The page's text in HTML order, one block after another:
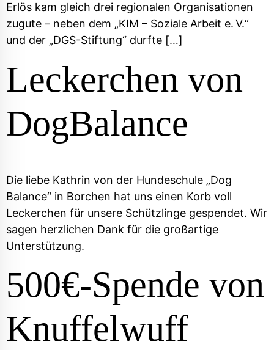
Erlös kam gleich drei regionalen Organisationen
zugute – neben dem „KIM – Soziale Arbeit e. V.“
und der „DGS-Stiftung“ durfte […]
Leckerchen von
DogBalance
Die liebe Kathrin von der Hundeschule „Dog
Balance“ in Borchen hat uns einen Korb voll
Leckerchen für unsere Schützlinge gespendet. Wir
sagen herzlichen Dank für die großartige
Unterstützung.
500€-Spende von
Knuffelwuff